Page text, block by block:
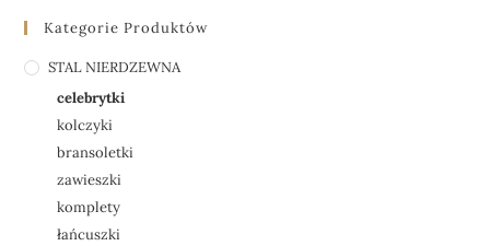
Kategorie Produktów
STAL NIERDZEWNA
celebrytki
kolczyki
bransoletki
zawieszki
komplety
łańcuszki